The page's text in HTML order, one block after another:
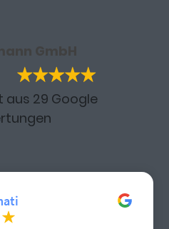
GmbH
29 Google